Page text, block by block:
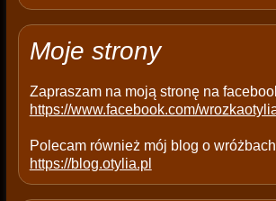
p
y
Moje strony
Zapraszam na moją stronę na
https://www.facebook.com/
Polecam również mój blog o
https://blog.otylia.pl